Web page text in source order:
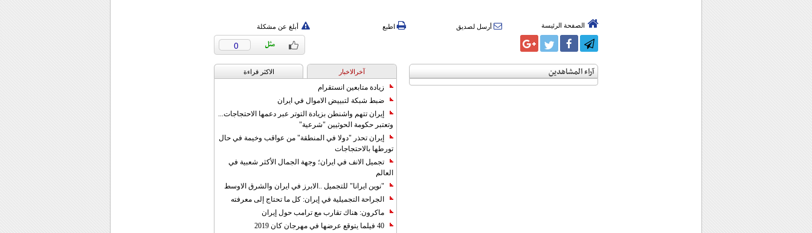
الصفحة الرئيسة أرسل لصديق اطبع أبلغ عن مشكلة
0
آراء المشاهدين آخرالاخبار الاکثر قراءة
زيادة متابعين انستقرام
ضبط شبكة لتبييض الاموال في ايران
إيران تتهم واشنطن بزيادة التوتر عبر دعمها الاحتجاجات...
وتعتبر حكومة الحوثيين "شرعية"
إيران تحذر "دولا في المنطقة" من عواقب وخيمة في حال
تورطها بالاحتجاجات
تجميل الانف في ايران؛ وجهة الجمال الأكثر شعبية في
العالم
"نوين ايرانا" للتجميل ..الابرز في ايران والشرق الاوسط
الجراحة التجميلية في إيران: كل ما تحتاج إلى معرفته
ماكرون: هناك تقارب مع ترامب حول إيران
40 فيلما يتوقع عرضها في مهرجان كان 2019